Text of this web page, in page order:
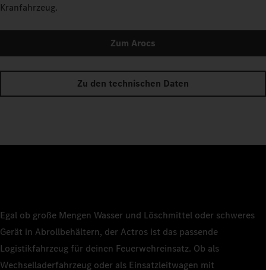
Kranfahrzeug.
Zum Arocs
Zu den technischen Daten
Egal ob große Mengen Wasser und Löschmittel oder schweres
Gerät in Abrollbehältern, der Actros ist das passende
Logistikfahrzeug für deinen Feuerwehreinsatz. Ob als
Wechselladerfahrzeug oder als Einsatzleitwagen mit